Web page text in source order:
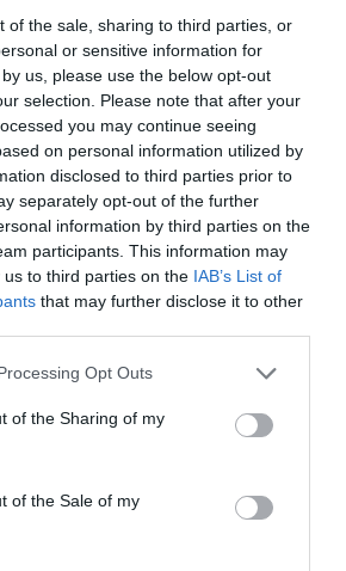
of the sale, sharing to third parties, or
or sensitive information for
us, please use the below opt-out
selection. Please note that after your
you may continue seeing
on personal information utilized by
disclosed to third parties prior to
separately opt-out of the further
information by third parties on the
participants. This information may
to third parties on the IAB’s List of
that may further disclose it to other
Opt Outs
of the Sharing of my
of the Sale of my
@emrata
ένα λευκό crop top με
ένα tube top σε απόχρωση
με φαρδιά cargo
τόνους, ενώ σε ένα πιο
ποζάρει γυμνή δίπλα σε